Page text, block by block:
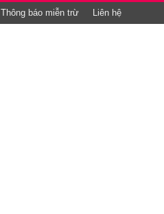
Thông báo miễn trừ Liên hệ